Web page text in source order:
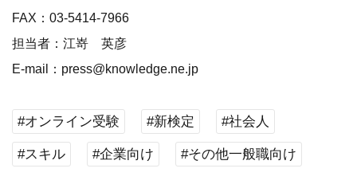
FAX：03-5414-7966
担当者：江嵜 英彦
E-mail：press@knowledge.ne.jp
#オンライン受験 #新検定 #社会人
#スキル #企業向け #その他一般職向け